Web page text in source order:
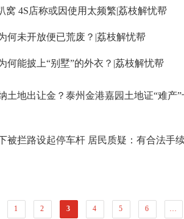
窝 4S店称或因使用太频繁|荔枝解忧帮
何未开放便已荒废？|荔枝解忧帮
何能披上“别墅”的外衣？|荔枝解忧帮
土地出让金？泰州金港嘉园土地证“难产”
被拦路设起停车杆 居民质疑：有合法手
1 2 3 4 5 6 …